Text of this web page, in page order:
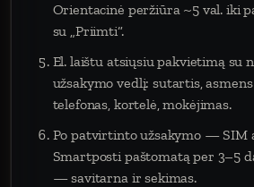
Orientacinė peržiūra ~5 val. iki
su „Priimti“.
El. laištu atsiųsiu pakvietimą su
užsakymo vedlį: sutartis, asmens
telefonas, kortelė, mokėjimas.
Po patvirtinto užsakymo — SIM
Smartposti paštomatą per 3–5
— savitarna ir sekimas.